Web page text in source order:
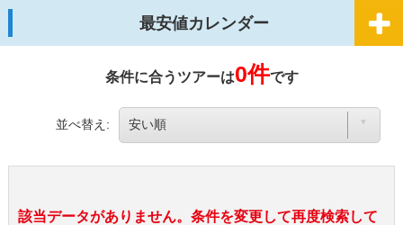
最安値カレンダー
条件に合うツアーは0件です
並べ替え:
該当データがありません。条件を変更して再度検索して